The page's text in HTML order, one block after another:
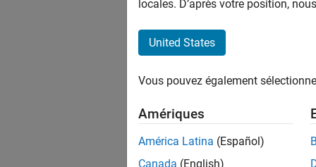
d'offre
Les
locales. D’après votre position,
United States
Vous pouvez également
Amériques
América Latina (Español)
Canada (English)